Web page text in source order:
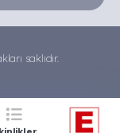
saklıdır.